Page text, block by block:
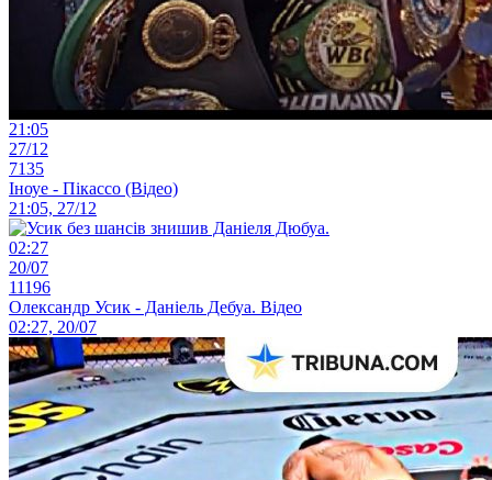
21:05
27/12
7135
Іноуе - Пікассо (Відео)
21:05, 27/12
02:27
20/07
11196
Олександр Усик - Даніель Дебуа. Відео
02:27, 20/07